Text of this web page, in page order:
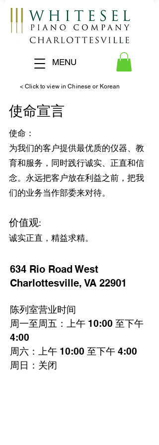
< Click to view in Chinese or Korean
MENU
使命宣言
使命：
为我们的客户提供最优质的仪器、教
育和服务，同时践行诚实、正直和信
念。永远把客户放在利益之前，把我
们的业务当作部委来对待。
价值观:
诚实正直，精益求精。
634 Rio Road West
Charlottesville, VA 22901
陈列室营业时间
周一至周五：上午 10:00 至下午
4:00
周六：上午 10:00 至下午 4:00
周日：关闭